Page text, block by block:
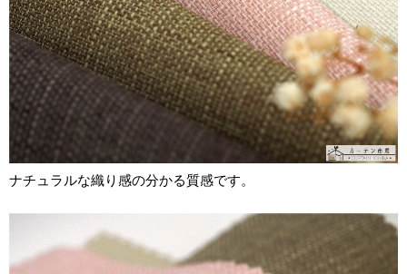
ナチュラルな織り感の分かる質感です。